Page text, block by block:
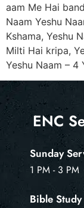
aam Me Hai
Naam Yeshu
Kshama, Yeshu
Milti Hai kripa,
Yeshu Naam – 4
ENC
Sunday
1 PM - 3 PM
Bible Study